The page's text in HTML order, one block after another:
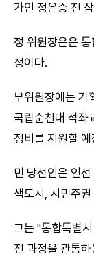
가인 정은승 전
정 위원장은은
정이다.
부위원장에는 기
국립순천대 석좌
정비를 지원할 예
민 당선인은 인
색도시, 시민주
그는 "통합특별
전 과정을 관통